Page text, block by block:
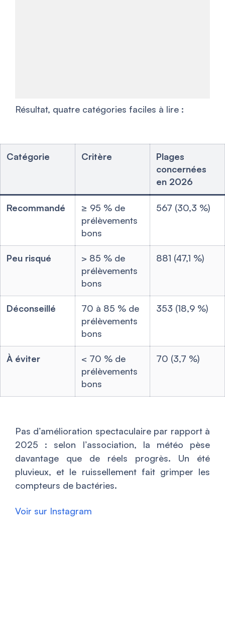
Résultat, quatre catégories faciles à lire :
Catégorie Critère
Plages
concernées
en 2026
Recommandé
≥ 95 % de
prélèvements
bons
567 (30,3 %)
Peu risqué
> 85 % de
prélèvements
bons
881 (47,1 %)
Déconseillé
70 à 85 % de
prélèvements
bons
353 (18,9 %)
À éviter
< 70 % de
prélèvements
bons
70 (3,7 %)
Pas d’amélioration spectaculaire par rapport à
2025 : selon l’association, la météo pèse
davantage que de réels progrès. Un été
pluvieux, et le ruissellement fait grimper les
compteurs de bactéries.
Voir sur Instagram